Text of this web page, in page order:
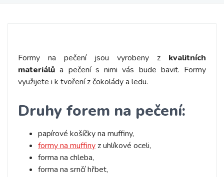
Formy na pečení jsou vyrobeny z kvalitních
materiálů a pečení s nimi vás bude bavit. Formy
využijete i k tvoření z čokolády a ledu.
Druhy forem na pečení:
papírové košíčky na muffiny,
formy na muffinyz uhlíkové oceli,
forma na chleba,
forma na srnčí hřbet,